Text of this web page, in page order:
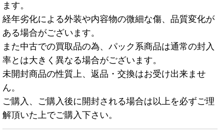
ます。
経年劣化による外装や内容物の微細な傷、品質変化が
ある場合がございます。
また中古での買取品の為、パック系商品は通常の封入
率とは大きく異なる場合がございます。
未開封商品の性質上、返品・交換はお受け出来ませ
ん。
ご購入、ご購入後に開封される場合は以上を必ずご理
解頂いた上でご購入下さい。